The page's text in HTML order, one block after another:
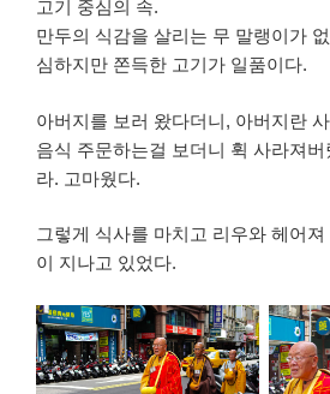
고기 중심의 속.
만두의 식감을 살리는 무 말랭이가
심하지만 쫀득한 고기가 일품이다.
아버지를 보러 왔다더니, 아버지란
음식 주문하는걸 보더니 휙 사라져
라. 고마웠다.
그렇게 식사를 마치고 리우와 헤어
이 지나고 있었다.